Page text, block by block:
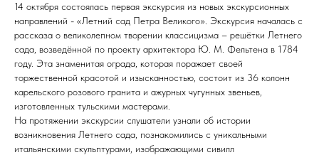
14 октября состоялась первая экскурсия из новых экскурсионных
направлений - «Летний сад Петра Великого». Экскурсия началась с
рассказа о великолепном творении классицизма – решётки Летнего
сада, возведённой по проекту архитектора Ю. М. Фельтена в 1784
году. Эта знаменитая ограда, которая поражает своей
торжественной красотой и изысканностью, состоит из 36 колонн
карельского розового гранита и ажурных чугунных звеньев,
изготовленных тульскими мастерами.
На протяжении экскурсии слушатели узнали об истории
возникновения Летнего сада, познакомились с уникальными
итальянскими скульптурами, изображающими сивилл